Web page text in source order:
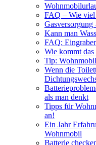
FAQ – Wie viel
Gasversorgung
Kann man
FAQ:
Wie kommt
Tip:
Wenn die
als man denkt
Tipps für
an!
Ein Jahr
Wohnmobil
Batterie